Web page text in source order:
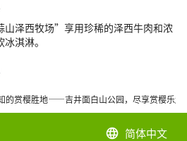
泽西牧场”享用珍稀的泽西牛肉和浓
淇淋。
的赏樱胜地——吉井面白山公园，尽享赏樱乐趣
language 简体中文